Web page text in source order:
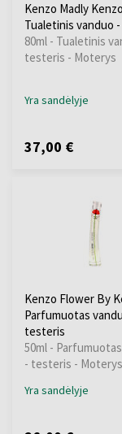
Kenzo Madly Kenzo
Tualetinis vanduo
80ml - Tualetinis
testeris - Moterys
Yra sandėlyje
37,00 €
Kenzo Flower By
Parfumuotas
testeris
50ml -
- testeris - Moterys
Yra sandėlyje